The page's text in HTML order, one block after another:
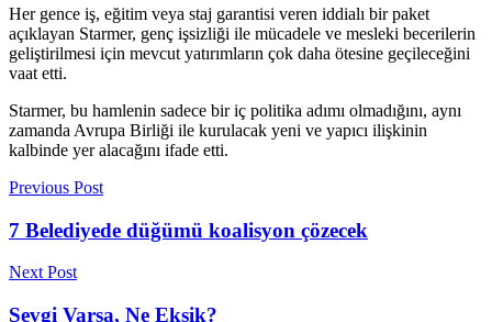
Her gence iş, eğitim veya staj garantisi veren iddialı bir paket
açıklayan Starmer, genç işsizliği ile mücadele ve mesleki becerilerin
geliştirilmesi için mevcut yatırımların çok daha ötesine geçileceğini
vaat etti.
Starmer, bu hamlenin sadece bir iç politika adımı olmadığını, aynı
zamanda Avrupa Birliği ile kurulacak yeni ve yapıcı ilişkinin
kalbinde yer alacağını ifade etti.
Previous Post
7 Belediyede düğümü koalisyon çözecek
Next Post
Sevgi Varsa, Ne Eksik?